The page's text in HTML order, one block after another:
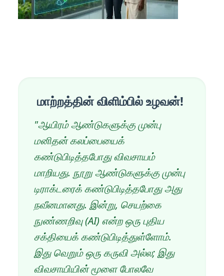
மாற்றத்தின் விளிம்பில் உழவன்!
"ஆயிரம் ஆண்டுகளுக்கு முன்பு
மனிதன் கலப்பையைக்
கண்டுபிடித்தபோது விவசாயம்
மாறியது. நூறு ஆண்டுகளுக்கு முன்பு
டிராக்டரைக் கண்டுபிடித்தபோது அது
நவீனமானது. இன்று, செயற்கை
நுண்ணறிவு (AI) என்ற ஒரு புதிய
சக்தியைக் கண்டுபிடித்துள்ளோம்.
இது வெறும் ஒரு கருவி அல்ல; இது
விவசாயியின் மூளை போலவே